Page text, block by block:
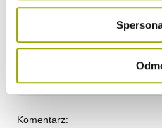
KOMENTARZE
Komentarz: